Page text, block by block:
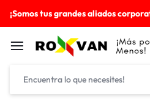
¡Somos tus grandes aliados